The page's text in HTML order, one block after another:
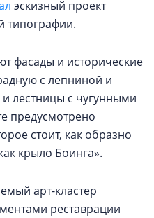
эскизный проект
типографии.
фасады и исторические
с лепниной и
лестницы с чугунными
предусмотрено
стоит, как образно
крыло Боинга».
арт-кластер
реставрации